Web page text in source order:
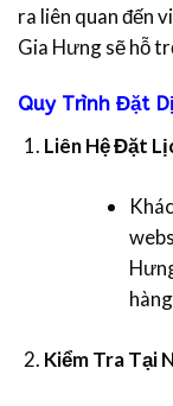
ra liên quan đến
Gia Hưng sẽ hỗ
Quy Trình Đặt
Liên Hệ Đặt
Kiểm Tra Tại